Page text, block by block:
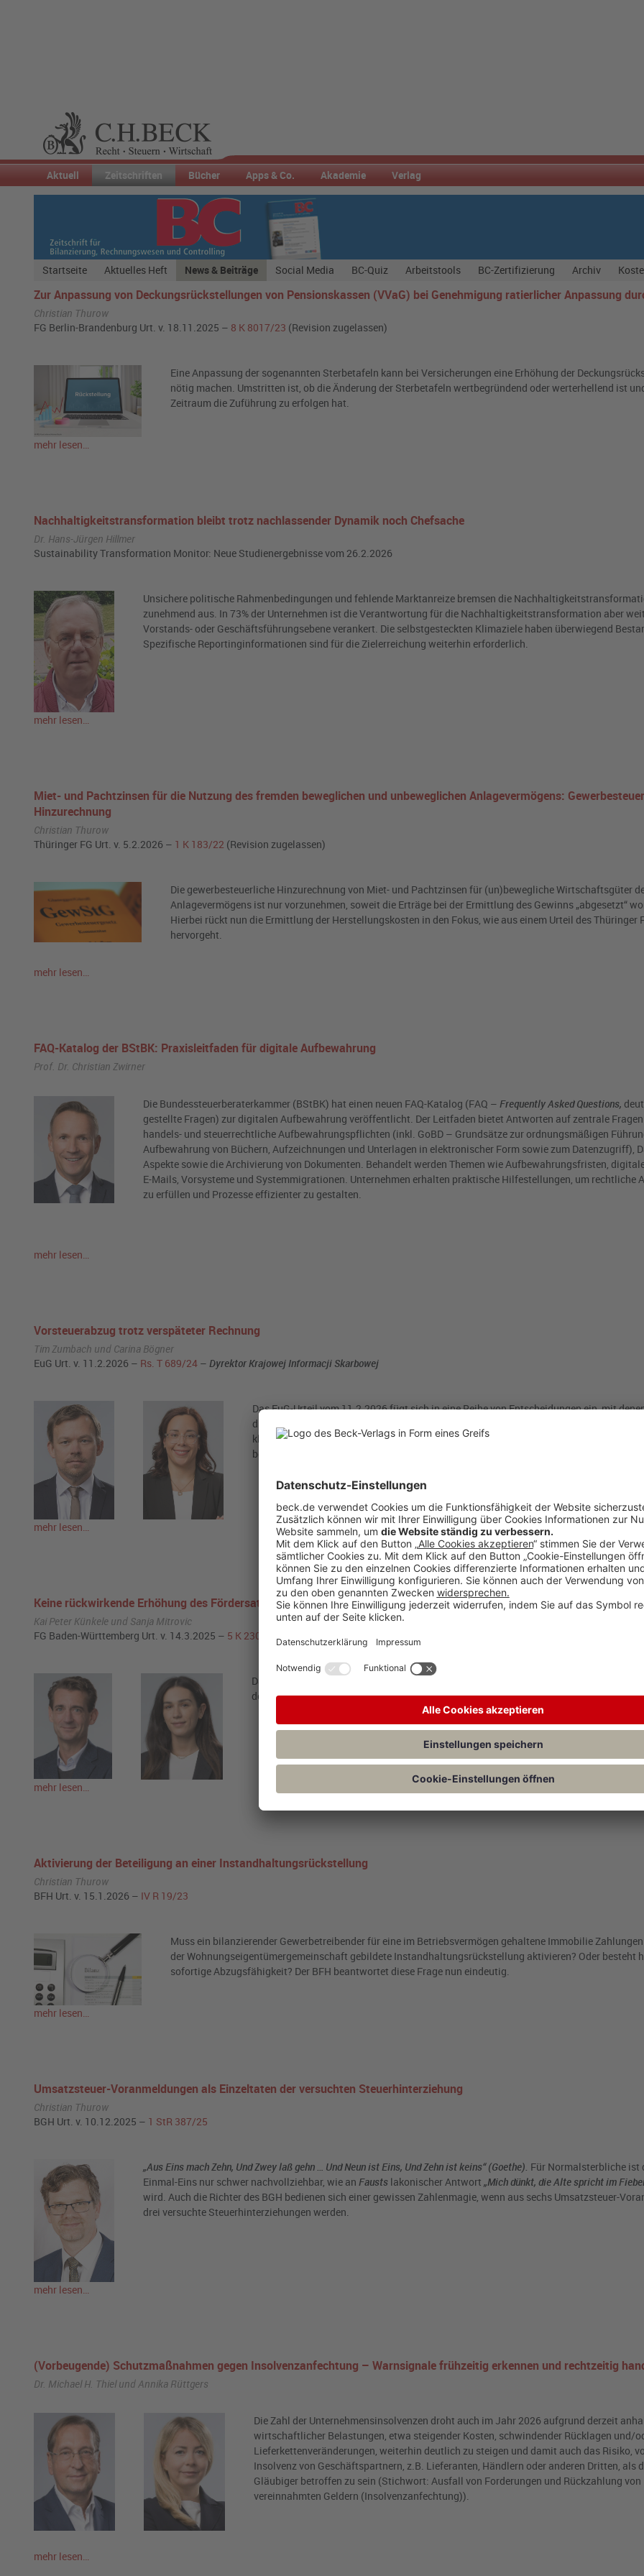
Aktuell Zeitschriften Bücher Apps & Co. Akademie Verlag
Startseite Aktuelles Heft News & Beiträge Social Media BC-Quiz Arbeitstools BC-Zertifizierung Archiv
Zur Anpassung von Deckungsrückstellungen von Pensionskassen (VVaG) bei Genehmigung ratierlicher Anpassung
Christian Thurow
FG Berlin-Brandenburg Urt. v. 18.11.2025 – 8 K 8017/23 (Revision zugelassen)
Eine Anpassung der sogenannten Sterbetafeln kann bei Versicherungen eine Erhöhung der
nötig machen. Umstritten ist, ob die Änderung der Sterbetafeln wertbegründend oder werterhellend ist
Zeitraum die Zuführung zu erfolgen hat.
mehr lesen…
Nachhaltigkeitstransformation bleibt trotz nachlassender Dynamik noch Chefsache
Dr. Hans-Jürgen Hillmer
Sustainability Transformation Monitor: Neue Studienergebnisse vom 26.2.2026
Unsichere politische Rahmenbedingungen und fehlende Marktanreize bremsen die
zunehmend aus. In 73% der Unternehmen ist die Verantwortung für die Nachhaltigkeitstransformation aber
Vorstands- oder Geschäftsführungsebene verankert. Die selbstgesteckten Klimaziele haben überwiegend
Spezifische Reportinginformationen sind für die Zielerreichung weiterhin erforderlich.
mehr lesen…
Miet- und Pachtzinsen für die Nutzung des fremden beweglichen und unbeweglichen Anlagevermögens:
Hinzurechnung
Christian Thurow
Thüringer FG Urt. v. 5.2.2026 – 1 K 183/22 (Revision zugelassen)
Die gewerbesteuerliche Hinzurechnung von Miet- und Pachtzinsen für (un)bewegliche Wirtschaftsgüter
Anlagevermögens ist nur vorzunehmen, soweit die Erträge bei der Ermittlung des Gewinns „abgesetzt“
Hierbei rückt nun die Ermittlung der Herstellungskosten in den Fokus, wie aus einem Urteil des Thüringer
hervorgeht.
mehr lesen…
FAQ-Katalog der BStBK: Praxisleitfaden für digitale Aufbewahrung
Prof. Dr. Christian Zwirner
Die Bundessteuerberaterkammer (BStBK) hat einen neuen FAQ-Katalog (FAQ – Frequently Asked Questions,
gestellte Fragen) zur digitalen Aufbewahrung veröffentlicht. Der Leitfaden bietet Antworten auf zentrale
handels- und steuerrechtliche Aufbewahrungspflichten (inkl. GoBD – Grundsätze zur ordnungsmäßigen
Aufbewahrung von Büchern, Aufzeichnungen und Unterlagen in elektronischer Form sowie zum Datenzugriff),
Aspekte sowie die Archivierung von Dokumenten. Behandelt werden Themen wie Aufbewahrungsfristen,
E-Mails, Vorsysteme und Systemmigrationen. Unternehmen erhalten praktische Hilfestellungen, um rechtliche
zu erfüllen und Prozesse effizienter zu gestalten.
mehr lesen…
Vorsteuerabzug trotz verspäteter Rechnung
Tim Zumbach und Carina Bögner
EuG Urt. v. 11.2.2026 – Rs. T 689/24 – Dyrektor Krajowej Informacji Skarbowej
Das EuG-Urteil vom 11.2.2026 fügt sich in eine Reihe von Entscheidungen ein, mit
die Bedeutung der steuerlichen Neutralität betont. Bereits in früheren Verfahren hatte
klargestellt, dass formale Mängel heilbar sind, solange keine Gefährdung des
besteht. Mit der aktuellen Entscheidung wird diese Linie konsequent fortgeführt und
mehr lesen…
Keine rückwirkende Erhöhung des Fördersatzes für Forschungszulagen durch das Wachstumschancengesetz
Kai Peter Künkele und Sanja Mitrovic
FG Baden-Württemberg Urt. v. 14.3.2025 – 5 K 2302/24
Das Finanzgericht Baden-Württemberg hat mit Urteil vom 14.3.2025 entschieden, dass
des Fördersatzes für KMUs durch das Wachstumschancengesetz nicht rückwirkend gilt.
mehr lesen…
Aktivierung der Beteiligung an einer Instandhaltungsrückstellung
Christian Thurow
BFH Urt. v. 15.1.2026 – IV R 19/23
Muss ein bilanzierender Gewerbetreibender für eine im Betriebsvermögen gehaltene Immobilie
der Wohnungseigentümergemeinschaft gebildete Instandhaltungsrückstellung aktivieren? Oder besteht
sofortige Abzugsfähigkeit? Der BFH beantwortet diese Frage nun eindeutig.
mehr lesen…
Umsatzsteuer-Voranmeldungen als Einzeltaten der versuchten Steuerhinterziehung
Christian Thurow
BGH Urt. v. 10.12.2025 – 1 StR 387/25
„Aus Eins mach Zehn, Und Zwey laß gehn … Und Neun ist Eins, Und Zehn ist keins“ (Goethe). Für Normalsterbliche ist
Einmal-Eins nur schwer nachvollziehbar, wie an Fausts lakonischer Antwort „Mich dünkt, die Alte spricht im
wird. Auch die Richter des BGH bedienen sich einer gewissen Zahlenmagie, wenn aus sechs Umsatzsteuer-
drei versuchte Steuerhinterziehungen werden.
mehr lesen…
(Vorbeugende) Schutzmaßnahmen gegen Insolvenzanfechtung – Warnsignale frühzeitig erkennen und rechtzeitig
Dr. Michael H. Thiel und Annika Rüttgers
Die Zahl der Unternehmensinsolvenzen droht auch im Jahr 2026 aufgrund derzeit
wirtschaftlicher Belastungen, etwa steigender Kosten, schwindender Rücklagen und/
Lieferkettenveränderungen, weiterhin deutlich zu steigen und damit auch das Risiko,
Insolvenz von Geschäftspartnern, z.B. Lieferanten, Händlern oder anderen Dritten, als
Gläubiger betroffen zu sein (Stichwort: Ausfall von Forderungen und Rückzahlung von
vereinnahmten Geldern (Insolvenzanfechtung)).
mehr lesen…